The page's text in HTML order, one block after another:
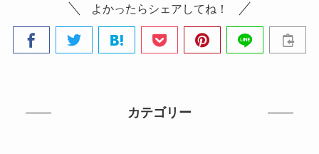
よかったらシェアしてね！
カテゴリー